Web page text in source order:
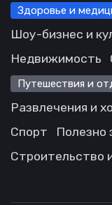
Здоровье и
Шоу-бизнес и
Недвижимость
Путешествия и
Развлечения и
Спорт
Полезно
Строительство